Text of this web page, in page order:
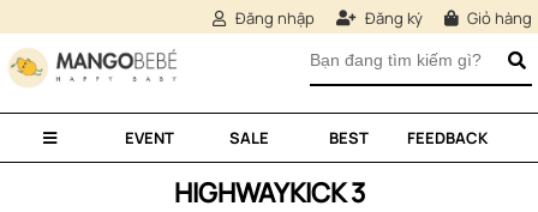
Đăng nhập Đăng ký Giỏ hàng
EVENT SALE BEST FEEDBACK
HIGHWAYKICK 3